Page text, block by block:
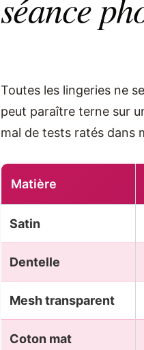
Toutes les lingeries ne
peut paraître terne sur
mal de tests ratés dans
Matière
Satin
Dentelle
Mesh transparent
Coton mat